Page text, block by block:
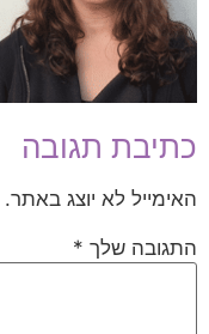
כתיבת תגובה
האימייל לא יוצג באתר.
התגובה שלך *